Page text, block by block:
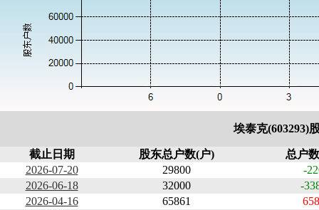
埃泰克(603293)
截止日期 股东总户数(户)
总户
2026-07-20
29800
-
2026-06-18
32000
-
2026-04-16
65861